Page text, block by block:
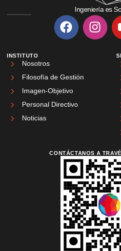
Ingeniería es
INSTITUTO
Nosotros
Filosofía de Gestión
Imagen-Objetivo
Personal Directivo
Noticias
CONTÁCTANOS A